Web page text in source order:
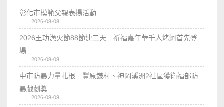
彰化市模範父親表揚活動
2026-08-08
2026王功漁火節88節連二天 祈福嘉年華千人烤蚵首先登
場
2026-08-08
中市防暴力量扎根 豐原鎌村、神岡溪洲2社區獲衛福部防
暴戲劇獎
2026-08-08